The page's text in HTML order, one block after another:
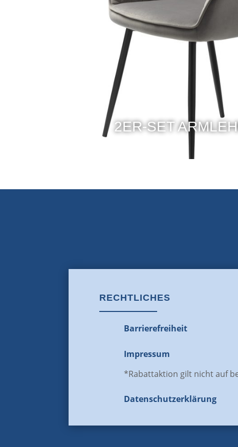
2ER-SET
RECHTLICHES
Barrierefreiheit
Impressum
*Rabattaktion gilt nicht auf
Datenschutz­erklärung